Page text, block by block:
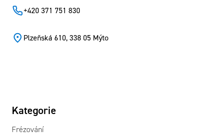
+420 371 751 830
Plzeňská 610, 338 05 Mýto
Kategorie
Frézování